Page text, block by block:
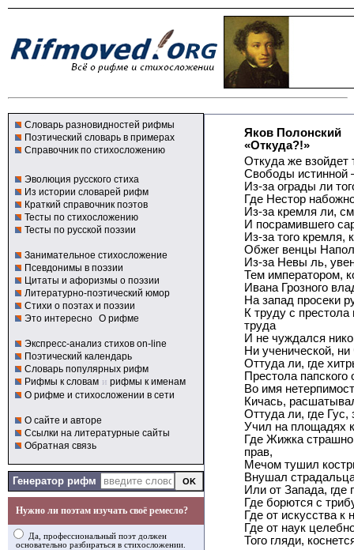
Словарь разновидностей рифмы
Поэтический словарь в примерах
Справочник по стихосложению
Эволюция русского стиха
Из истории словарей рифм
Краткий справочник поэтов
Тесты по стихосложению
Тесты по русской поэзии
Занимательное стихосложение
Псевдонимы в поэзии
Цитаты и афоризмы о поэзии
Литературно-поэтический юмор
Стихи о поэтах и поэзии
Это интересно О рифме
Экспресс-анализ стихов on-line
Поэтический календарь
Словарь популярных рифм
Рифмы к словам и рифмы к именам
О рифме и стихосложении в сети
О сайте и авторе
Ссылки на литературные сайты
Обратная связь
Генератор рифм
Нужно ли поэтам изучать своё ремесло?
Да, профессиональный поэт должен
основательно разбираться в стихосложении.
Яков Полонский
«Откуда?!»
Откуда же взойдет
Свободы истинной
Из-за ограды ли
Где Нестор
Из-за кремля ли,
И посрамившего
Из-за того кремля,
Обжег венцы
Из-за Невы ль,
Тем императором,
Ивана Грозного
На запад просеки
К труду с
труда
И не чуждался
Ни ученической,
Оттуда ли, где
Престола папского
Во имя
Кичась,
Оттуда ли, где Гус,
Учил на площадях
Где Жижка страшно
прав,
Мечом тушил
Внушал
Или от Запада, где
Где борются с
Где от искусства к
Где от наук
Того гляди,